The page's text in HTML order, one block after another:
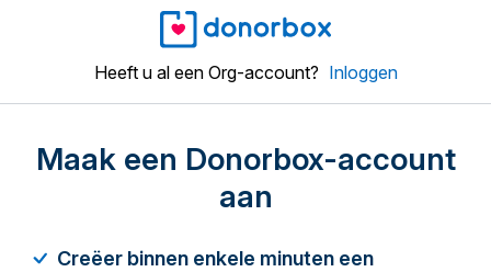
Heeft u al een Org-account? Inloggen
Maak een Donorbox-account
aan
Creëer binnen enkele minuten een